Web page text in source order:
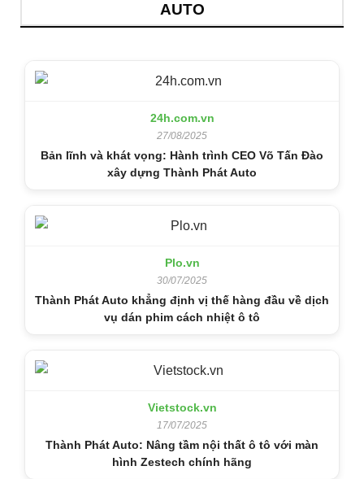
AUTO
24h.com.vn
27/08/2025
Bản lĩnh và khát vọng: Hành trình CEO Võ Tấn Đào
xây dựng Thành Phát Auto
Plo.vn
30/07/2025
Thành Phát Auto khẳng định vị thế hàng đầu về dịch
vụ dán phim cách nhiệt ô tô
Vietstock.vn
17/07/2025
Thành Phát Auto: Nâng tầm nội thất ô tô với màn
hình Zestech chính hãng